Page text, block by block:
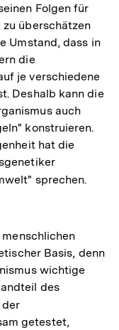
Folgen für
überschätzen
Umstand, dass in
die
je verschiedene
Deshalb kann die
auch
konstruieren.
hat die
sprechen.
Basis, denn
wichtige
des
der
getestet,